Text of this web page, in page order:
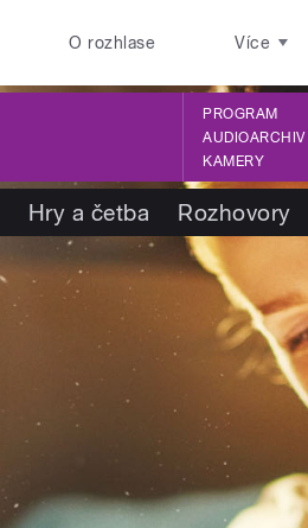
O rozhlase Více
PROGRAM
AUDIOARCHIV
KAMERY
Hry a četba Rozhovory